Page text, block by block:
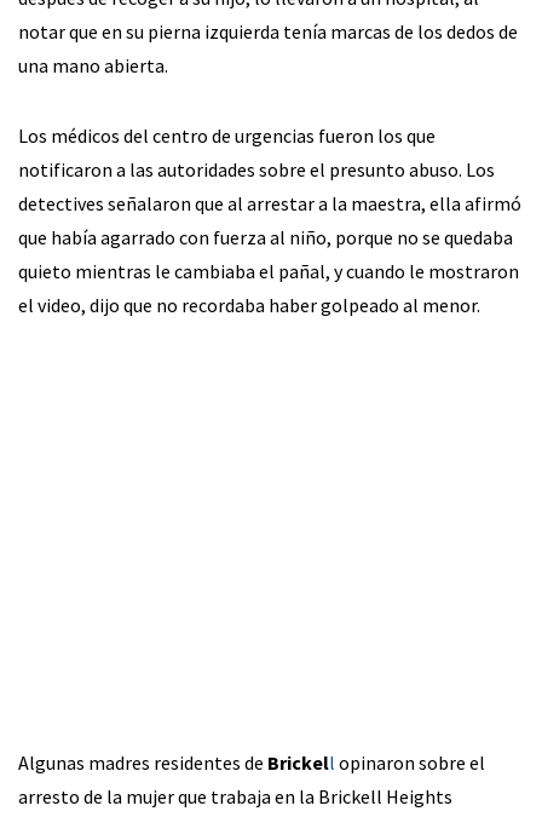
notar que en su pierna izquierda tenía marcas de los dedos de
una mano abierta.
Los médicos del centro de urgencias fueron los que
notificaron a las autoridades sobre el presunto abuso. Los
detectives señalaron que al arrestar a la maestra, ella afirmó
que había agarrado con fuerza al niño, porque no se quedaba
quieto mientras le cambiaba el pañal, y cuando le mostraron
el video, dijo que no recordaba haber golpeado al menor.
Algunas madres residentes de Brickell opinaron sobre el
arresto de la mujer que trabaja en la Brickell Heights